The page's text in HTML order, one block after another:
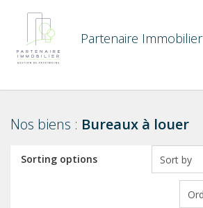
Partenaire Immobilier
Nos biens : Bureaux à louer
Sorting options